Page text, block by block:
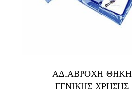
ΑΔΙΑΒΡΟΧΗ ΘΗΚΗ
ΓΕΝΙΚΗΣ ΧΡΗΣΗΣ